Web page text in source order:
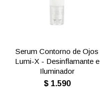
Serum Contorno de Ojos
Lumi-X - Desinflamante e
Iluminador
$ 1.590